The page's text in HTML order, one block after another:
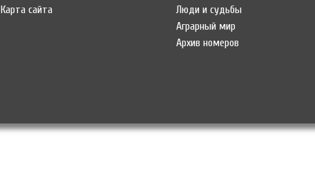
Карта сайта
Люди и судьбы
Аграрный мир
Архив номеров